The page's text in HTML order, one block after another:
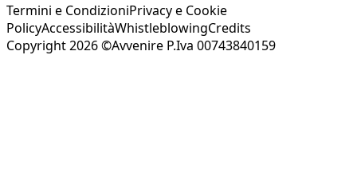
Termini e CondizioniPrivacy e Cookie
PolicyAccessibilitàWhistleblowingCredits
Copyright 2026 ©Avvenire P.Iva 00743840159